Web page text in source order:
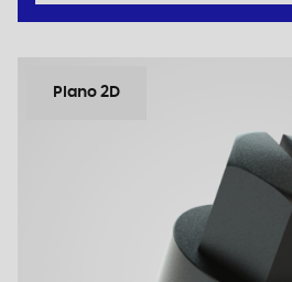
Plano 2D